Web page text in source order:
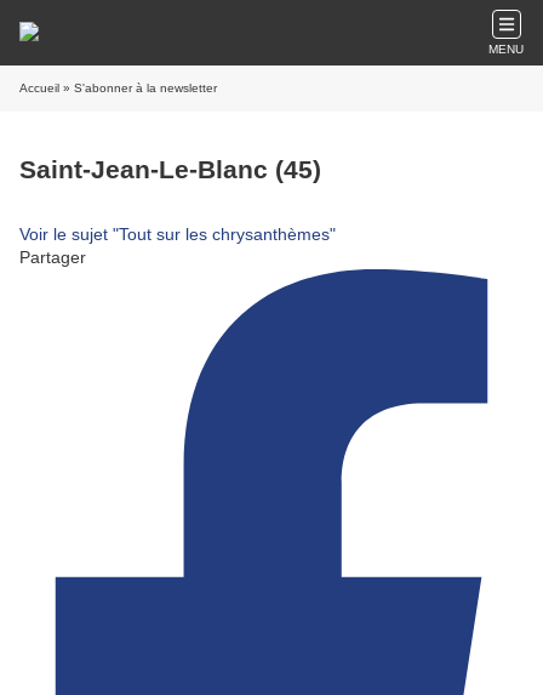
MENU
Accueil » S'abonner à la newsletter
Saint-Jean-Le-Blanc (45)
Voir le sujet "Tout sur les chrysanthèmes"
Partager